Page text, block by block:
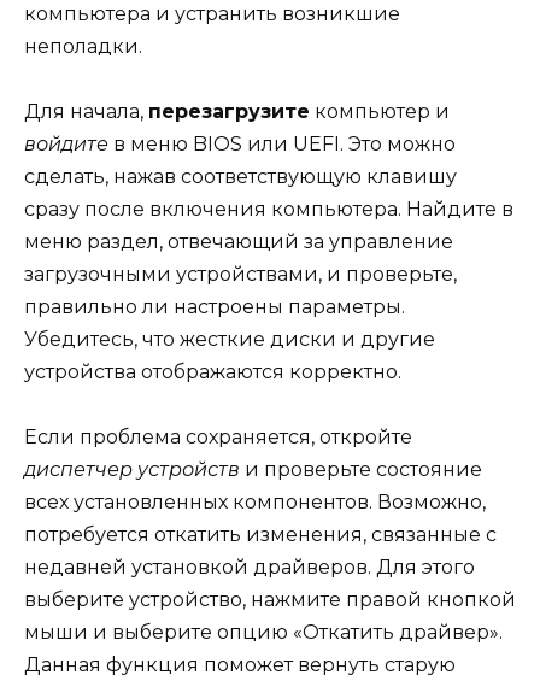
компьютера и устранить возникшие
неполадки.
Для начала, перезагрузите компьютер и
войдите в меню BIOS или UEFI. Это можно
сделать, нажав соответствующую клавишу
сразу после включения компьютера. Найдите в
меню раздел, отвечающий за управление
загрузочными устройствами, и проверьте,
правильно ли настроены параметры.
Убедитесь, что жесткие диски и другие
устройства отображаются корректно.
Если проблема сохраняется, откройте
диспетчер устройств и проверьте состояние
всех установленных компонентов. Возможно,
потребуется откатить изменения, связанные с
недавней установкой драйверов. Для этого
выберите устройство, нажмите правой кнопкой
мыши и выберите опцию «Откатить драйвер».
Данная функция поможет вернуть старую